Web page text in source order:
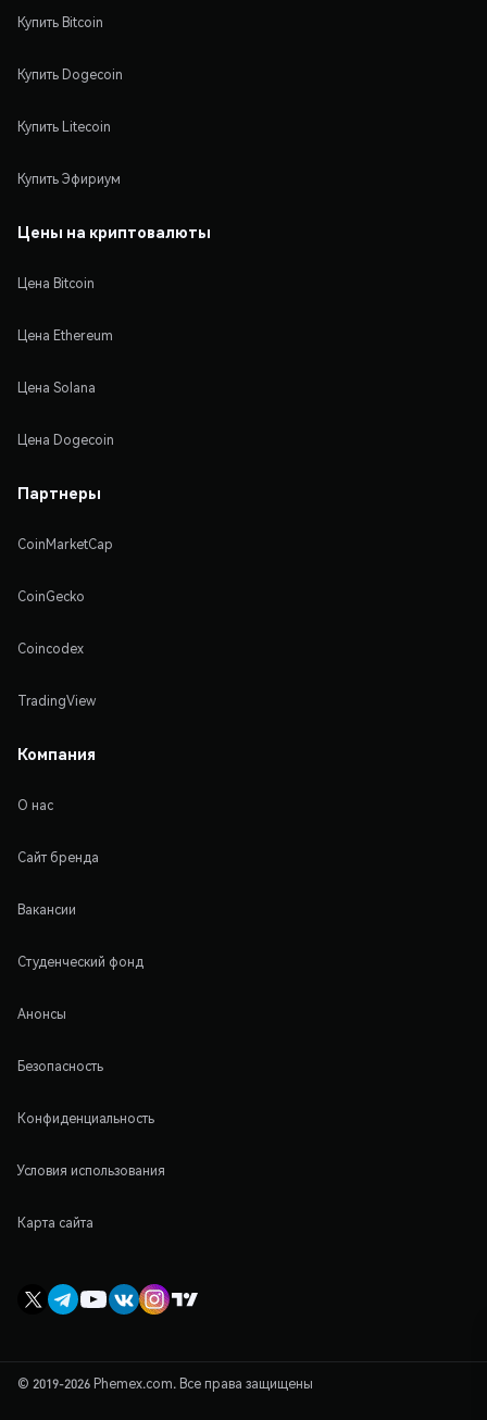
Купить Bitcoin
Купить Dogecoin
Купить Litecoin
Купить Эфириум
Цены на криптовалюты
Цена Bitcoin
Цена Ethereum
Цена Solana
Цена Dogecoin
Партнеры
CoinMarketCap
CoinGecko
Coincodex
TradingView
Компания
О нас
Сайт бренда
Вакансии
Студенческий фонд
Анонсы
Безопасность
Конфиденциальность
Условия использования
Карта сайта
© 2019-2026 Phemex.com. Все права защищены